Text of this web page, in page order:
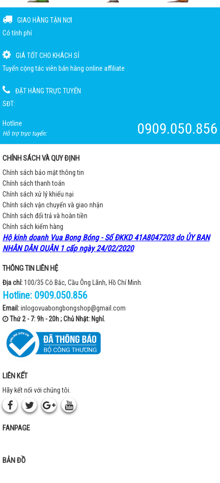
GIAO HÀNG TẬN NƠI
Có tính phí
GIÁ TỐT CHO KHÁCH SỈ
Tuyển cộng tác viên bán hàng online affiliate
ĐẶT HÀNG TRỰC TUYẾN
SĐT:
Hotline
Hỗ trợ trực tuyến: 0909.050.856
CHÍNH SÁCH VÀ QUY ĐỊNH
Chính sách bảo mật thông tin
Chính sách thanh toán
Chính sách xử lý khiếu nại
Chính sách vận chuyển và giao nhận
Chính sách đổi trả và hoàn tiền
Chính sách kiểm hàng
Hộ kinh doanh Vua Bong Bóng - Số ĐKKD 41A8047203 do ỦY BAN
NHÂN DÂN QUẬN 1 cấp ngày 24/02/2020
THÔNG TIN LIÊN HỆ
Địa chỉ:100/35 Cô Bắc, Cầu Ông Lãnh, Hồ Chí Minh.
Hotline: 0909.050.856
Email:inlogovuabongbongshop@gmail.com
Thứ 2 - 7: 9h - 20h ; Chủ Nhật: Nghỉ.
LIÊN KẾT
Hãy kết nối với chúng tôi.
FANPAGE
BẢN ĐỒ